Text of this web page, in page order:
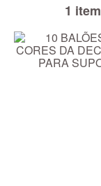
1 item